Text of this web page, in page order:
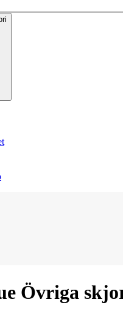
Övriga